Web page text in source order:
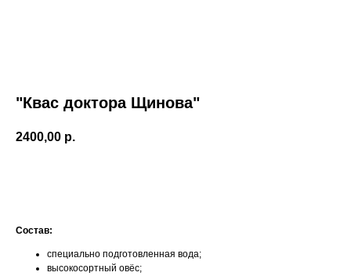
"Квас доктора Щинова"
2400,00 р.
Состав:
специально подготовленная вода;
высокосортный овёс;